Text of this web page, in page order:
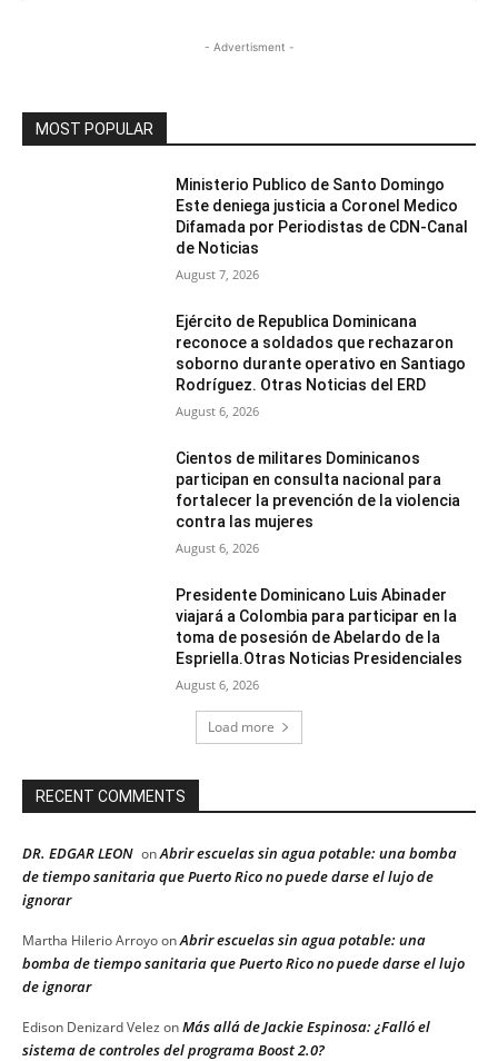
- Advertisment -
MOST POPULAR
Ministerio Publico de Santo Domingo
Este deniega justicia a Coronel Medico
Difamada por Periodistas de CDN-Canal
de Noticias
August 7, 2026
Ejército de Republica Dominicana
reconoce a soldados que rechazaron
soborno durante operativo en Santiago
Rodríguez. Otras Noticias del ERD
August 6, 2026
Cientos de militares Dominicanos
participan en consulta nacional para
fortalecer la prevención de la violencia
contra las mujeres
August 6, 2026
Presidente Dominicano Luis Abinader
viajará a Colombia para participar en la
toma de posesión de Abelardo de la
Espriella.Otras Noticias Presidenciales
August 6, 2026
Load more
RECENT COMMENTS
DR. EDGAR LEON onAbrir escuelas sin agua potable: una bomba
de tiempo sanitaria que Puerto Rico no puede darse el lujo de
ignorar
Martha Hilerio ArroyoonAbrir escuelas sin agua potable: una
bomba de tiempo sanitaria que Puerto Rico no puede darse el lujo
de ignorar
Edison Denizard Velez onMás allá de Jackie Espinosa: ¿Falló el
sistema de controles del programa Boost 2.0?